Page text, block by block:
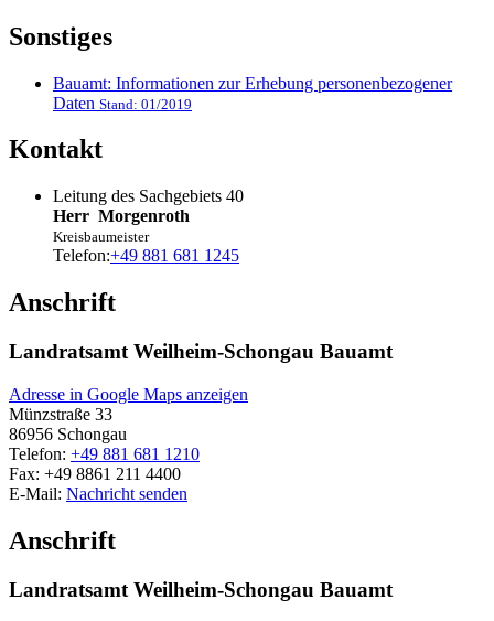
Sonstiges
Bauamt: Informationen zur Erhebung personenbezogener
Daten Stand: 01/2019
Kontakt
Leitung des Sachgebiets 40
Herr Morgenroth
Kreisbaumeister
Telefon:+49 881 681 1245
Anschrift
Landratsamt Weilheim-Schongau Bauamt
Adresse in Google Maps anzeigen
Münzstraße 33
86956 Schongau
Telefon: +49 881 681 1210
Fax: +49 8861 211 4400
E-Mail: Nachricht senden
Anschrift
Landratsamt Weilheim-Schongau Bauamt